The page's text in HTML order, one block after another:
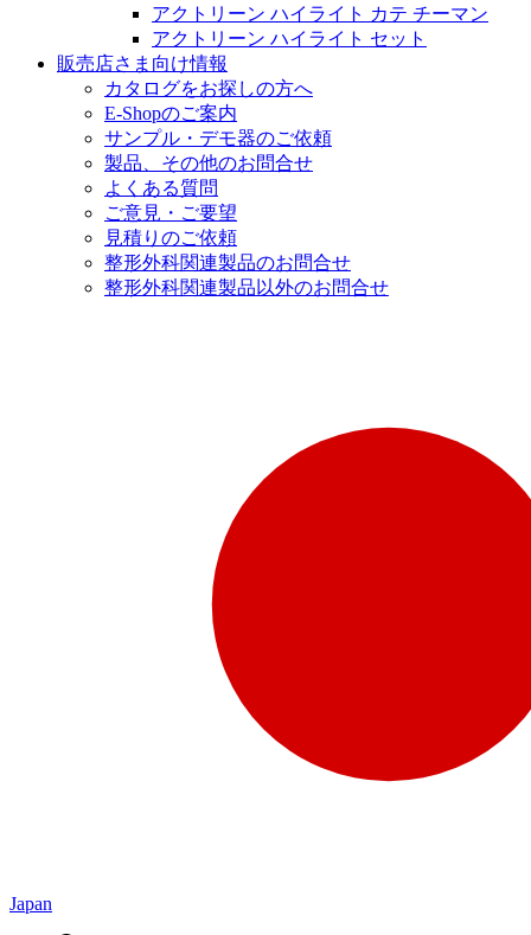
アクトリーン ハイライト カテ チーマン
アクトリーン ハイライト セット
販売店さま向け情報
カタログをお探しの方へ
E-Shopのご案内
サンプル・デモ器のご依頼
製品、その他のお問合せ
よくある質問
ご意見・ご要望
見積りのご依頼
整形外科関連製品のお問合せ
整形外科関連製品以外のお問合せ
Japan